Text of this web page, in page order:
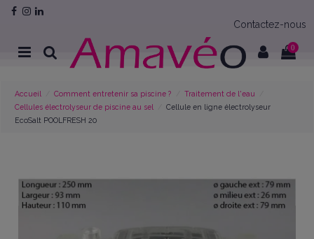
Contactez-nous
0
Accueil Comment entretenir sa piscine ?
Traitement de l'eau
Cellules électrolyseur de piscine au sel
Cellule en ligne électrolyseur
EcoSalt POOLFRESH 20